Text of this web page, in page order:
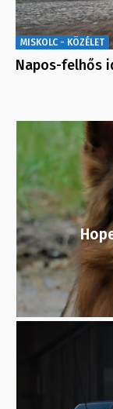
MISKOLC - KÖZÉLET
Napos-felhős